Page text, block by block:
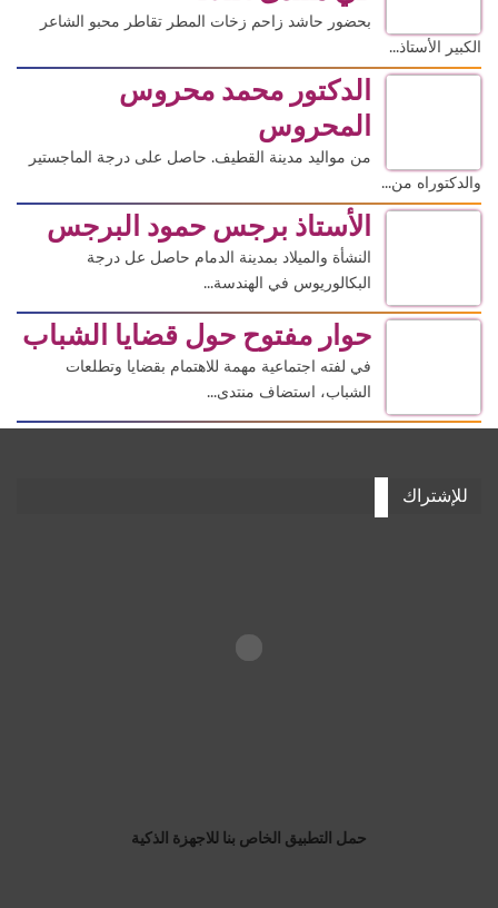
بحضور حاشد زاحم زخات المطر تقاطر محبو الشاعر
الكبير الأستاذ...
الدكتور محمد محروس
المحروس
من مواليد مدينة القطيف. حاصل على درجة الماجستير
والدكتوراه من...
الأستاذ برجس حمود البرجس
النشأة والميلاد بمدينة الدمام حاصل عل درجة
البكالوريوس في الهندسة...
حوار مفتوح حول قضايا الشباب
في لفته اجتماعية مهمة للاهتمام بقضايا وتطلعات
الشباب، استضاف منتدى...
للإشتراك
حمل التطبيق الخاص بنا للاجهزة الذكية